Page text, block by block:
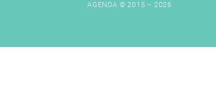
AGENDA © 2015 – 2026